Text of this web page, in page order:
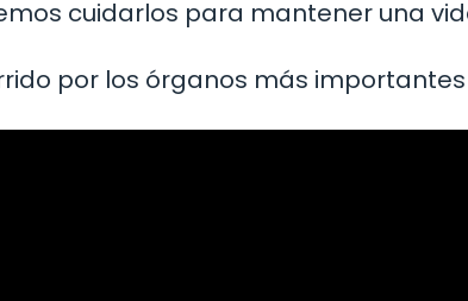
cuidarlos para mantener una
por los órganos más